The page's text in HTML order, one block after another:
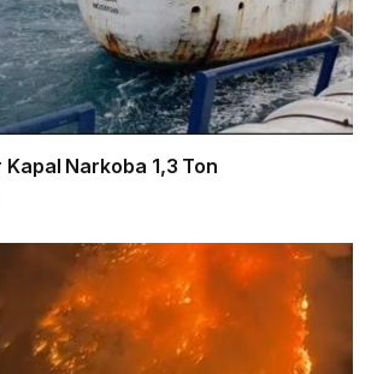
Narkoba 1,3 Ton